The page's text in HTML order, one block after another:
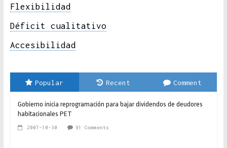
Flexibilidad
Déficit cualitativo
Accesibilidad
Popular Recent Comment
Gobierno inicia reprogramación para bajar dividendos de deudores
habitacionales PET
2007-10-30 91 Comments